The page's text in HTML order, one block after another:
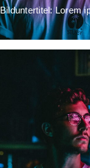
Bilduntertitel: Lorem